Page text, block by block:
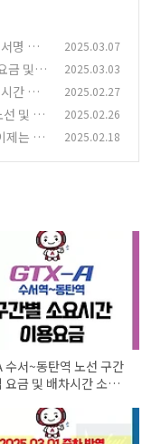
명 넣
2025.03.07
금 및
2025.03.03
간 및
2025.02.27
및 시
2025.02.26
제는 정
2025.02.18
수서~동탄역 노선 구간
요금 및 배차시간 소요